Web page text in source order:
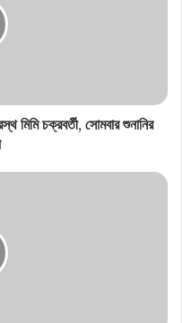
মিমি চক্রবর্তী, সোমবার শুনানির